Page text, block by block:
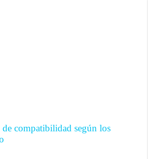
compatibilidad según los